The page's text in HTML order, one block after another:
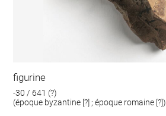
figurine
-30 / 641 (?)
(époque byzantine [?] ; époque romaine [?])